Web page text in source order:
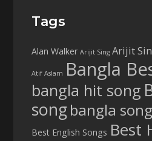
Tags
Alan Walker Arijit Sing Arijit
Atif Aslam Bangla
bangla hit song
songbangla song
Best English Songs Best